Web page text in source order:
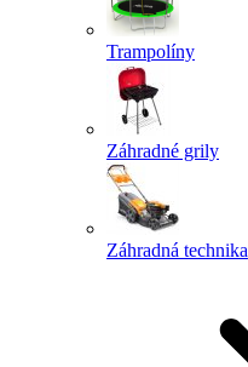
Trampolíny
Záhradné grily
Záhradná technika